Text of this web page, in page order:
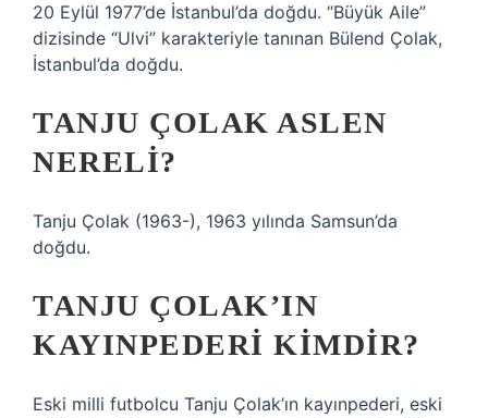
20 Eylül 1977’de İstanbul’da doğdu. “Büyük Aile”
dizisinde “Ulvi” karakteriyle tanınan Bülend Çolak,
İstanbul’da doğdu.
TANJU ÇOLAK ASLEN
NERELI?
Tanju Çolak (1963-), 1963 yılında Samsun’da
doğdu.
TANJU ÇOLAK’IN
KAYINPEDERI KIMDIR?
Eski milli futbolcu Tanju Çolak’ın kayınpederi, eski